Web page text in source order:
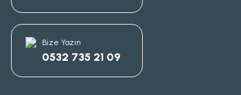
Bize Yazın
0532 735 21 09